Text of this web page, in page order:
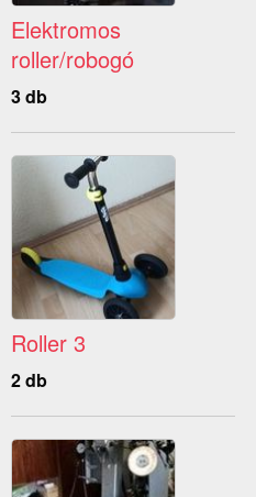
Elektromos
roller/robogó
3 db
Roller 3
2 db